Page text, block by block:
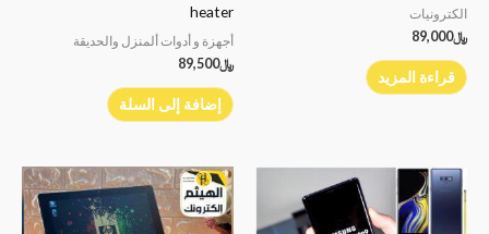
الكترونيات
﷼89,000
قراءة المزيد
heater
أجهزة و أدوات ألمنزل والحديقة
﷼89,500
إضافة إلى السلة